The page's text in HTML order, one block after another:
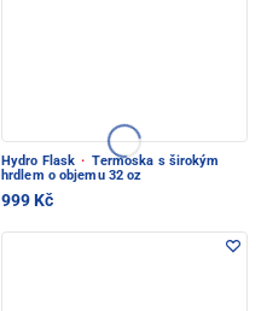
Hydro Flask · Termoska s širokým
hrdlem o objemu 32 oz
999 Kč